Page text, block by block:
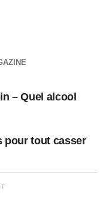
– Quel alcool
pour tout casser